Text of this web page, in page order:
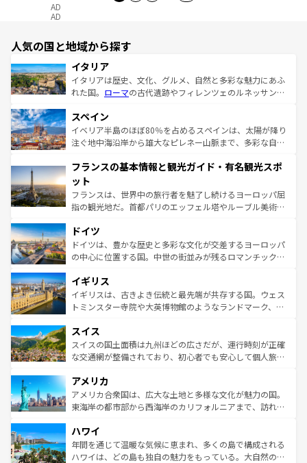
AD
AD
人気の国と地域から探す
イタリア
イタリアは歴史、文化、グルメ、自然と多彩な魅力にあふ
れた国。 ローマの古代遺跡やフィレンツェのルネッサンス
ろん、トスカーナの美しい田園風景やアマルフィ海岸の絶
景など、自然景観も見逃せない。観光の合間には、本場の
ピザやパスタなど、絶品のイタリア料理を堪能することも
ませてくれるイタリアで、忘れられない旅をしてみよう！
なお、新着のイタリア情報は
しい。
スペイン
イベリア半島のほぼ80％を占めるスペインは、太陽が降り
注ぐ地中海沿岸から雄大なピレネー山脈まで、多彩な自然
文化が根付くこの国では、情熱的なフラメンコ、熱気あふ
れる闘牛、そして美味しいタパスが生活の一部となってい
る。首都マドリードの洗練された雰囲気や、バルセロナの
アートに溢れた街角から、地方では古代ローマ遺跡や中世
せる。地方によって風土や気候が異なるスペインはその個
性で訪れる人を魅了する。 なお、新着のスペイン情報は コ
ンテンツ一覧を参照してほしい。
フランスの基本情報と観光ガイド・有名観光スポ
ット
フランスは、世界中の旅行者を魅了し続けるヨーロッパ屈
指の観光地だ。首都パリのエッフェル塔やルーブル美術館
で、幅広い魅力が詰まっている。華麗な宮殿、歴史的な大
聖堂、美しいビーチ、そして豊かな自然が、訪れる者を心
から魅了する。また、フランスは美食の国としても知ら
いる。シャンパンの発祥地であるランス、プロヴァンスの
香り高いラベンダー畑など、多彩な楽しみ方が可能だ。さ
らに、パリ以外の地域にも魅力が溢れており、どの街角に
れる地方に足を運ぶとそれぞれで全く異なる文化を体験で
きるだろう。 なお、新着のフランス情報はコンテンツ一覧
を参照してほしい。
ドイツ
ドイツは、豊かな歴史と多彩な文化が交差するヨーロッパ
の中心に位置する国。中世の街並みが残るロマンチック街
顔を持つこの国は、どこを歩いても飽きることがない。ベ
ルリンの文化的活気、バイエルン州のアルプスの絶景、そ
してライン川沿いのワイン畑といった風景は必見。ビール
は、お酒好きな人にはぜひ体験してほしい。 なお、新着の
ドイツ情報はコンテンツ一覧を参照してほしい。
イギリス
イギリスは、古きよき伝統と最先端が共存する国。ウェス
トミンスター寺院や大英博物館のようなランドマーク、歴
リアごとに異なる魅力がある。また、優雅なアフタヌーン
ティー、ビール好きにはたまらない英国パブ、サッカー観
戦など、本場だからこそできる体験も豊富。イギリスを旅
ンツ一覧を参照してほしい。
スイス
スイスの国土面積は九州ほどの広さだが、運行時刻が正確
な交通網が整備されており、初心者でも安心して個人旅行
の建物がそのまま残る町や、スイスならではのユニークな
博物館もあり、アルプス観光だけでなく町歩きも満喫する
ことができる。国民の所得が高いため物価も高いが、旅行
ば市内交通費無料で観光を楽しむこともできる。 なお、新
着のスイス情報はコンテンツ一覧 を参照してほしい。
アメリカ
アメリカ合衆国は、広大な土地と多様な文化が魅力の国。
東海岸の都市部から西海岸のカリフォルニアまで、訪れる
のような巨大都市は、観光、ショッピング、エンターテイ
ンメントが詰まった刺激的なスポットだ。一方、アメリカ
西部には大自然が広がり、グランドキャニオンやイエロー
ハワイ
年間を通じて温暖な気候に恵まれ、多くの島で構成される
ハワイは、どの島も独自の魅力をもっている。大自然の神